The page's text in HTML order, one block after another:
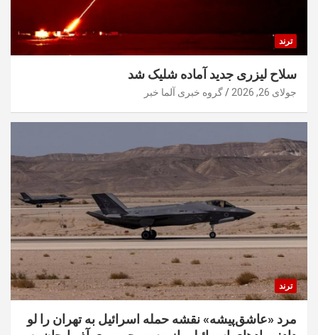
ترند
سلاح لیزری جدید آماده شلیک شد
جولای 26, 2026 گروه خبری آلما خبر
ترند
مرد «عاشق‌پیشه» نقشه حمله اسرائیل به تهران را لو